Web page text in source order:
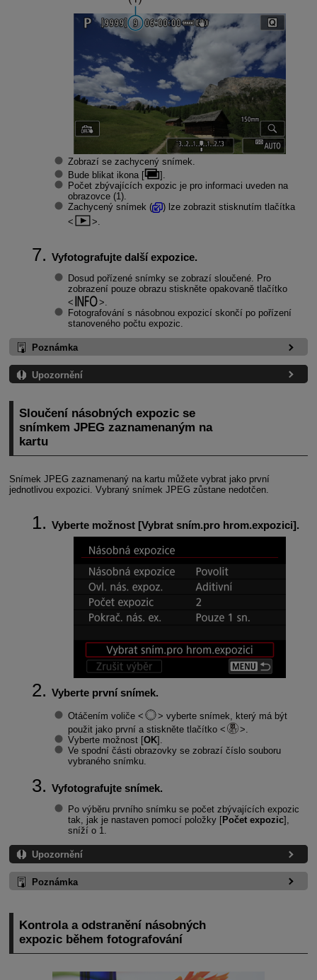
Zobrazí se zachycený snímek.
Bude blikat ikona [
].
Počet zbývajících expozic je pro informaci uveden na
obrazovce (1).
Zachycený snímek (
) lze zobrazit stisknutím tlačítka
Vyfotografujte další expozice.
Dosud pořízené snímky se zobrazí sloučené. Pro
zobrazení pouze obrazu stiskněte opakovaně tlačítko
Fotografování s násobnou expozicí skončí po pořízení
stanoveného počtu expozic.
Poznámka
Upozornění
Sloučení násobných expozic se
snímkem JPEG zaznamenaným na
kartu
Snímek JPEG zaznamenaný na kartu můžete vybrat jako první
jednotlivou expozici. Vybraný snímek JPEG zůstane nedotčen.
Vyberte možnost [Vybrat sním.pro hrom.expozici].
Vyberte první snímek.
Otáčením voliče
vyberte snímek, který má být
použit jako první a stiskněte tlačítko
.
Vyberte možnost [OK].
Ve spodní části obrazovky se zobrazí číslo souboru
vybraného snímku.
Vyfotografujte snímek.
Po výběru prvního snímku se počet zbývajících expozic
tak, jak je nastaven pomocí položky [Počet expozic],
sníží o 1.
Upozornění
Poznámka
Kontrola a odstranění násobných
expozic během fotografování